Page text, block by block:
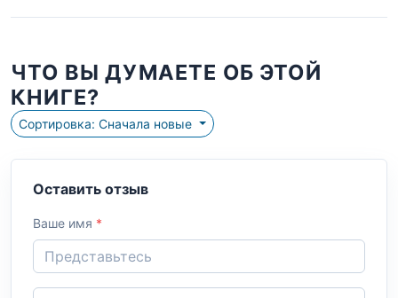
ЧТО ВЫ ДУМАЕТЕ ОБ ЭТОЙ
КНИГЕ?
Сортировка: Сначала новые
Оставить отзыв
Ваше имя *